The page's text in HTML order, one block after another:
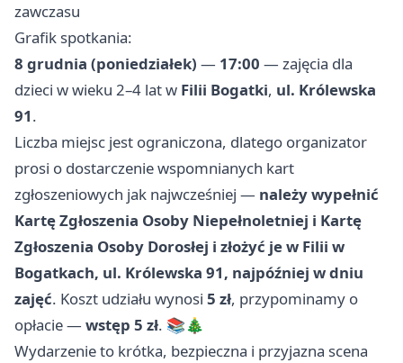
zawczasu
Grafik spotkania:
8 grudnia (poniedziałek) — 17:00 — zajęcia dla
dzieci w wieku 2–4 lat w Filii Bogatki, ul. Królewska
91.
Liczba miejsc jest ograniczona, dlatego organizator
prosi o dostarczenie wspomnianych kart
zgłoszeniowych jak najwcześniej — należy wypełnić
Kartę Zgłoszenia Osoby Niepełnoletniej i Kartę
Zgłoszenia Osoby Dorosłej i złożyć je w Filii w
Bogatkach, ul. Królewska 91, najpóźniej w dniu
zajęć. Koszt udziału wynosi 5 zł, przypominamy o
opłacie — wstęp 5 zł. 📚🎄
Wydarzenie to krótka, bezpieczna i przyjazna scena